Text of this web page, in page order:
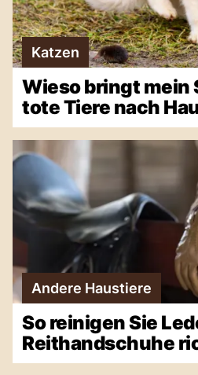
Katzen
Wieso bringt mein
tote Tiere nach
Andere Haustiere
So reinigen Sie
Reithandschuhe